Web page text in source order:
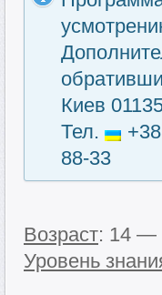
Киев
Тел.
88-33
Возраст: 14 —
Уровень